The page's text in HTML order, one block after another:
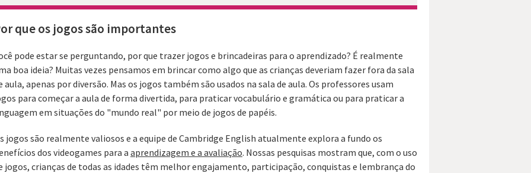
que os jogos são importantes
pode estar se perguntando, por que trazer jogos e brincadeiras para o aprendizado? É realmente
boa ideia? Muitas vezes pensamos em brincar como algo que as crianças deveriam fazer fora da sala
aula, apenas por diversão. Mas os jogos também são usados ​​na sala de aula. Os professores usam
para começar a aula de forma divertida, para praticar vocabulário e gramática ou para praticar a
em situações do "mundo real" por meio de jogos de papéis.
jogos são realmente valiosos e a equipe de Cambridge English atualmente explora a fundo os
dos videogames para a aprendizagem e a avaliação. Nossas pesquisas mostram que, com o uso
jogos, crianças de todas as idades têm melhor engajamento, participação, conquistas e lembrança do